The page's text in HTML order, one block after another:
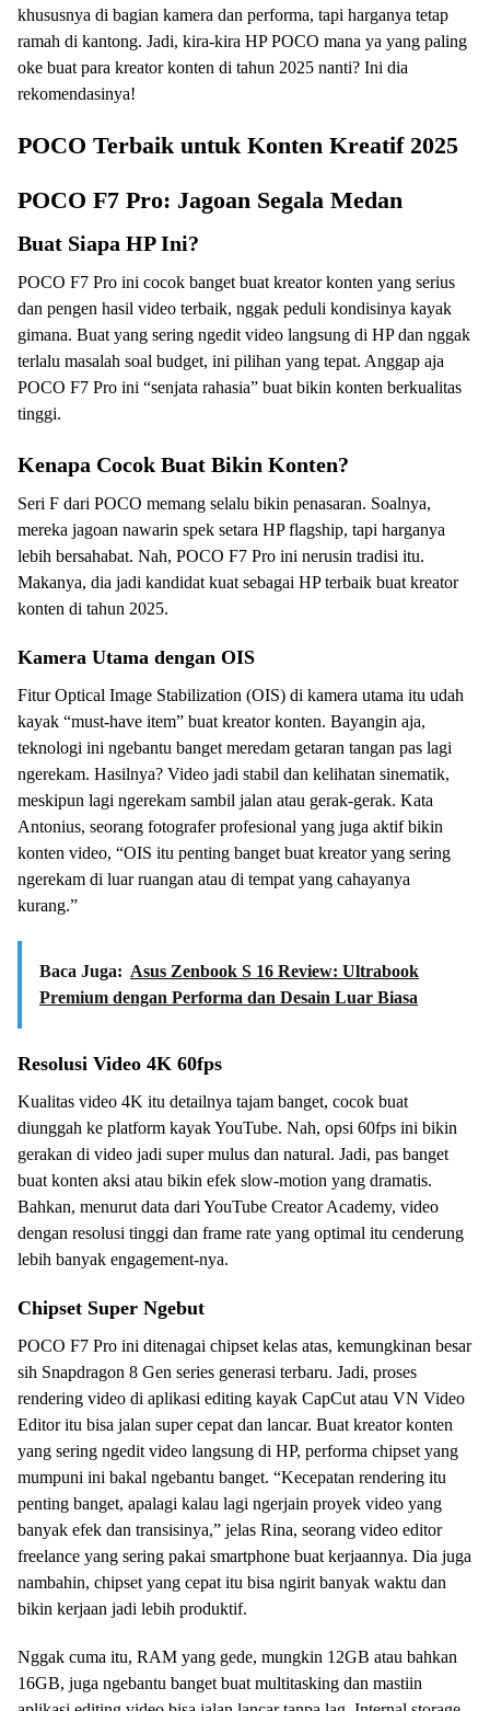
khususnya di bagian kamera dan performa, tapi harganya tetap
ramah di kantong. Jadi, kira-kira HP POCO mana ya yang paling
oke buat para kreator konten di tahun 2025 nanti? Ini dia
rekomendasinya!
POCO Terbaik untuk Konten Kreatif 2025
POCO F7 Pro: Jagoan Segala Medan
Buat Siapa HP Ini?
POCO F7 Pro ini cocok banget buat kreator konten yang serius
dan pengen hasil video terbaik, nggak peduli kondisinya kayak
gimana. Buat yang sering ngedit video langsung di HP dan nggak
terlalu masalah soal budget, ini pilihan yang tepat. Anggap aja
POCO F7 Pro ini “senjata rahasia” buat bikin konten berkualitas
tinggi.
Kenapa Cocok Buat Bikin Konten?
Seri F dari POCO memang selalu bikin penasaran. Soalnya,
mereka jagoan nawarin spek setara HP flagship, tapi harganya
lebih bersahabat. Nah, POCO F7 Pro ini nerusin tradisi itu.
Makanya, dia jadi kandidat kuat sebagai HP terbaik buat kreator
konten di tahun 2025.
Kamera Utama dengan OIS
Fitur Optical Image Stabilization (OIS) di kamera utama itu udah
kayak “must-have item” buat kreator konten. Bayangin aja,
teknologi ini ngebantu banget meredam getaran tangan pas lagi
ngerekam. Hasilnya? Video jadi stabil dan kelihatan sinematik,
meskipun lagi ngerekam sambil jalan atau gerak-gerak. Kata
Antonius, seorang fotografer profesional yang juga aktif bikin
konten video, “OIS itu penting banget buat kreator yang sering
ngerekam di luar ruangan atau di tempat yang cahayanya
kurang.”
Baca Juga: Asus Zenbook S 16 Review: Ultrabook
Premium dengan Performa dan Desain Luar Biasa
Resolusi Video 4K 60fps
Kualitas video 4K itu detailnya tajam banget, cocok buat
diunggah ke platform kayak YouTube. Nah, opsi 60fps ini bikin
gerakan di video jadi super mulus dan natural. Jadi, pas banget
buat konten aksi atau bikin efek slow-motion yang dramatis.
Bahkan, menurut data dari YouTube Creator Academy, video
dengan resolusi tinggi dan frame rate yang optimal itu cenderung
lebih banyak engagement-nya.
Chipset Super Ngebut
POCO F7 Pro ini ditenagai chipset kelas atas, kemungkinan besar
sih Snapdragon 8 Gen series generasi terbaru. Jadi, proses
rendering video di aplikasi editing kayak CapCut atau VN Video
Editor itu bisa jalan super cepat dan lancar. Buat kreator konten
yang sering ngedit video langsung di HP, performa chipset yang
mumpuni ini bakal ngebantu banget. “Kecepatan rendering itu
penting banget, apalagi kalau lagi ngerjain proyek video yang
banyak efek dan transisinya,” jelas Rina, seorang video editor
freelance yang sering pakai smartphone buat kerjaannya. Dia juga
nambahin, chipset yang cepat itu bisa ngirit banyak waktu dan
bikin kerjaan jadi lebih produktif.
Nggak cuma itu, RAM yang gede, mungkin 12GB atau bahkan
16GB, juga ngebantu banget buat multitasking dan mastiin